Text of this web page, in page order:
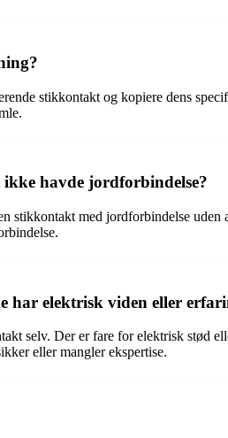
stikkontakt og kopiere dens
havde jordforbindelse?
med jordforbindelse
har elektrisk viden eller
selv. Der er fare for elektrisk stød
eller mangler ekspertise.